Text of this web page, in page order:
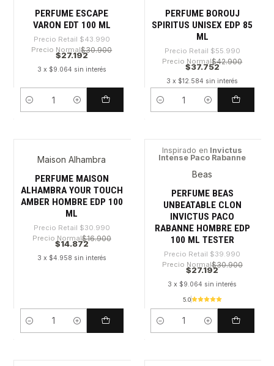
PERFUME ESCAPE
VARON EDT 100 ML
Precio Retail $43.990
Precio Normal$30.900
$27.192
3 x $9.064 sin interés
Cantidad
PERFUME BOROUJ
SPIRITUS UNISEX EDP 85
ML
Precio Retail $55.990
Precio Normal$42.900
$37.752
3 x $12.584 sin interés
Cantidad
-52%
Maison Alhambra
PERFUME MAISON
ALHAMBRA YOUR TOUCH
AMBER HOMBRE EDP 100
ML
Precio Retail $30.990
Precio Normal$16.900
$14.872
3 x $4.958 sin interés
Cantidad
Inspirado en Invictus
Intense Paco Rabanne
Beas
PERFUME BEAS
UNBEATABLE CLON
INVICTUS PACO
RABANNE HOMBRE EDP
100 ML TESTER
Precio Retail $39.990
Precio Normal$30.900
$27.192
3 x $9.064 sin interés
5.0
Cantidad